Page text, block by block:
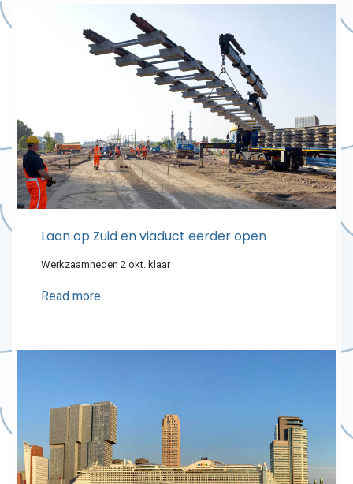
Laan op Zuid en viaduct eerder open
Werkzaamheden 2 okt. klaar
Read more